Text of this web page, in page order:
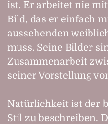
ist. Er arbeitet nie
Bild, das er einfach
aussehenden
muss. Seine Bilder
Zusammenarbeit
seiner Vorstellung
Natürlichkeit ist der
Stil zu beschreiben.